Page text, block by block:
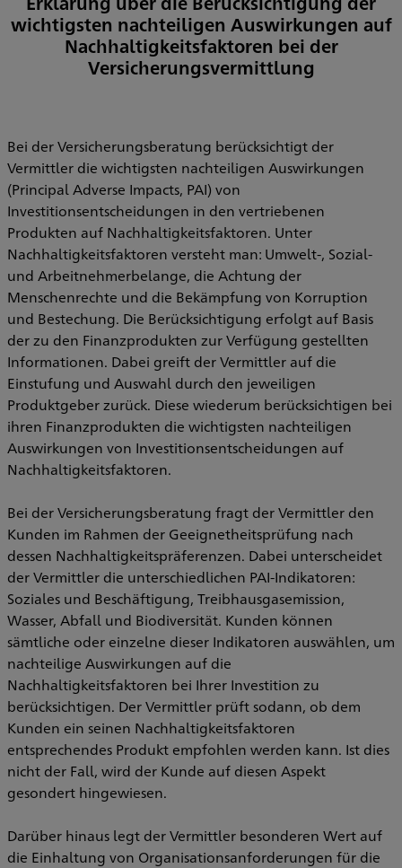
wichtigsten nachteiligen Auswirkungen auf
Nachhaltigkeitsfaktoren bei der
Versicherungsvermittlung
Bei der Versicherungsberatung berücksichtigt der
Vermittler die wichtigsten nachteiligen Auswirkungen
(Principal Adverse Impacts, PAI) von
Investitionsentscheidungen in den vertriebenen
Produkten auf Nachhaltigkeitsfaktoren. Unter
Nachhaltigkeitsfaktoren versteht man: Umwelt-, Sozial-
und Arbeitnehmerbelange, die Achtung der
Menschenrechte und die Bekämpfung von Korruption
und Bestechung. Die Berücksichtigung erfolgt auf Basis
der zu den Finanzprodukten zur Verfügung gestellten
Informationen. Dabei greift der Vermittler auf die
Einstufung und Auswahl durch den jeweiligen
Produktgeber zurück. Diese wiederum berücksichtigen bei
ihren Finanzprodukten die wichtigsten nachteiligen
Auswirkungen von Investitionsentscheidungen auf
Nachhaltigkeitsfaktoren.
Bei der Versicherungsberatung fragt der Vermittler den
Kunden im Rahmen der Geeignetheitsprüfung nach
dessen Nachhaltigkeitspräferenzen. Dabei unterscheidet
der Vermittler die unterschiedlichen PAI-Indikatoren:
Soziales und Beschäftigung, Treibhausgasemission,
Wasser, Abfall und Biodiversität. Kunden können
sämtliche oder einzelne dieser Indikatoren auswählen, um
nachteilige Auswirkungen auf die
Nachhaltigkeitsfaktoren bei Ihrer Investition zu
berücksichtigen. Der Vermittler prüft sodann, ob dem
Kunden ein seinen Nachhaltigkeitsfaktoren
entsprechendes Produkt empfohlen werden kann. Ist dies
nicht der Fall, wird der Kunde auf diesen Aspekt
gesondert hingewiesen.
Darüber hinaus legt der Vermittler besonderen Wert auf
die Einhaltung von Organisationsanforderungen für die